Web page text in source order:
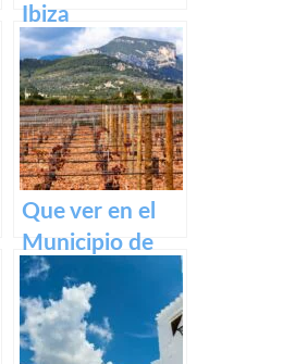
Ibiza
Que ver en el
Municipio de
Binissalem en
Baleares